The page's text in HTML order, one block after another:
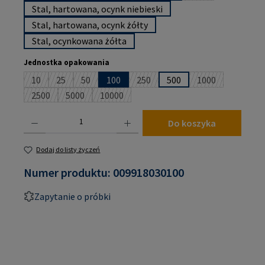
Stal, hartowana, ocynk niebieski
Stal, hartowana, ocynk żółty
Stal, ocynkowana żółta
Wybierz
Jednostka opakowania
10(Ta opcja jest obecnie niedostępna.)
25(Ta opcja jest obecnie niedostępna.)
50(Ta opcja jest obecnie niedostępna.)
100 250(Ta opcja jest obecnie
500 1000(Ta opcja jest
2500(Ta opcja jest obecnie niedostępna.)
5000(Ta opcja jest obecnie niedostępna.)
10000(Ta opcja jest obecnie niedostępna.)
Do koszyka
Dodaj do listy życzeń
Numer produktu: 009918030100
Zapytanie o próbki